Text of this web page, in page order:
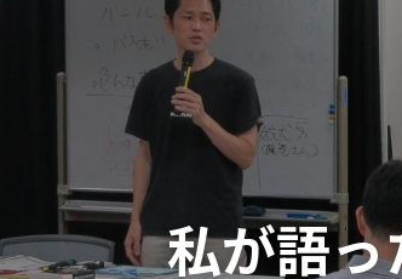
私が語